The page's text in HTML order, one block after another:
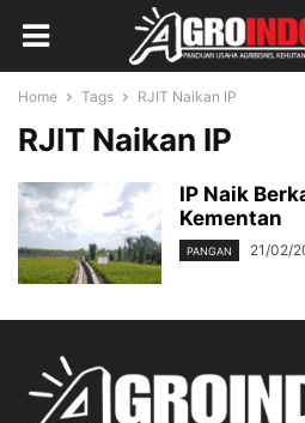
Home Tags RJIT Naikan IP
RJIT Naikan IP
IP Naik
Kementan
PANGAN 21/02/